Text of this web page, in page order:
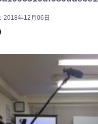
2018年12月06日